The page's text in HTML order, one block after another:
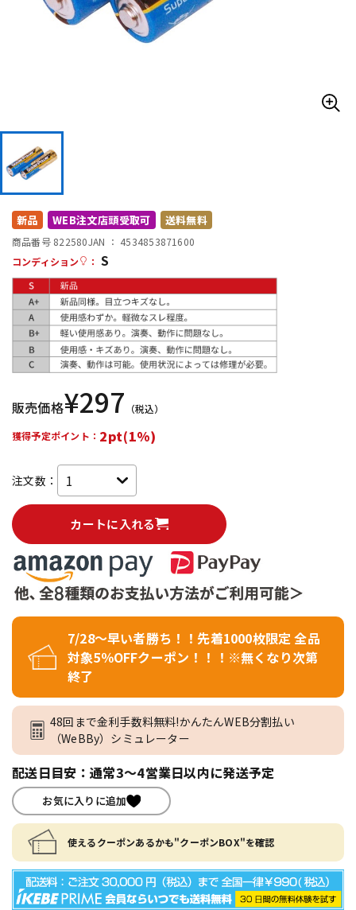
管楽器
配信/ライブ機器
中古
新品 WEB注文店頭受取可 送料無料
商品番号 822580JAN ： 4534853871600
コンディション
： S
販売価格¥297 （税込）
獲得予定ポイント： 2pt(1%)
注文数：
カートに入れる
7/28～早い者勝ち！！先着1000枚限定 全品
対象5％OFFクーポン！！！※無くなり次第
終了
48回まで金利手数料無料!かんたんWEB分割払い
（WeBBy）シミュレーター
配送日目安：通常3～4営業日以内に発送予定
お気に入りに追加
使えるクーポンあるかも"クーポンBOX"を確認